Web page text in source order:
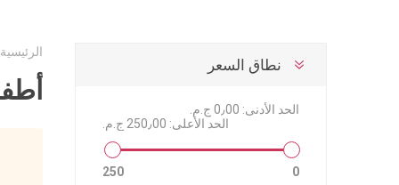
تفاسير
رموز من
مجلات ومجلدات
الرئيسية
نطاق السعر
الحد الأدنى: 0٫00 ج.م.‏
الحد الأعلى: 250٫00 ج.م.‏
0
250